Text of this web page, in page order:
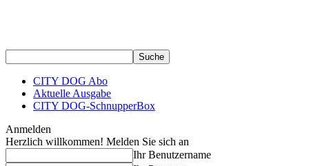
CITY DOG Abo
Aktuelle Ausgabe
CITY DOG-SchnupperBox
Anmelden
Herzlich willkommen! Melden Sie sich an
Ihr Benutzername